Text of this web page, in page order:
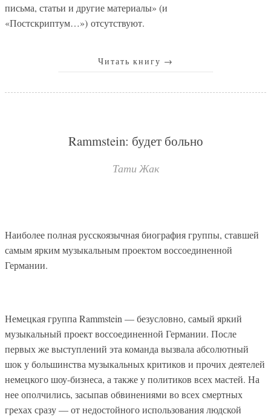
письма, статьи и другие материалы» (и
«Постскриптум…») отсутствуют.
Читать книгу →
Rammstein: будет больно
Тати Жак
Наиболее полная русскоязычная биография группы, ставшей
самым ярким музыкальным проектом воссоединенной
Германии.
Немецкая группа Rammstein — безусловно, самый яркий
музыкальный проект воссоединенной Германии. После
первых же выступлений эта команда вызвала абсолютный
шок у большинства музыкальных критиков и прочих деятелей
немецкого шоу-бизнеса, а также у политиков всех мастей. На
нее ополчились, засыпав обвинениями во всех смертных
грехах сразу — от недостойного использования людской